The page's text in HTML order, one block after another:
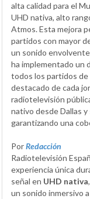
alta calidad para el
UHD nativa, alto
Atmos. Esta mejora
partidos con mayor
un sonido
ha implementado un
todos los partidos de
destacado de cada
radiotelevisión
nativo desde Dallas y
garantizando una
PorRedacción
Radiotelevisión
experiencia única
señal en UHD nativa
un sonido inmersivo